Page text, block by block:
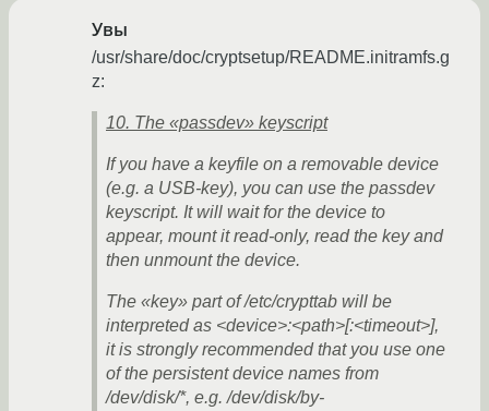
Увы
/usr/share/doc/cryptsetup/README.initramfs.g
z:
10. The «passdev» keyscript
If you have a keyfile on a removable device
(e.g. a USB-key), you can use the passdev
keyscript. It will wait for the device to
appear, mount it read-only, read the key and
then unmount the device.
The «key» part of /etc/crypttab will be
interpreted as <device>:<path>[:<timeout>],
it is strongly recommended that you use one
of the persistent device names from
/dev/disk/*, e.g. /dev/disk/by-